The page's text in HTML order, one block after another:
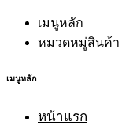
เมนูหลัก
หมวดหมู่สินค้า
เมนูหลัก
หน้าแรก